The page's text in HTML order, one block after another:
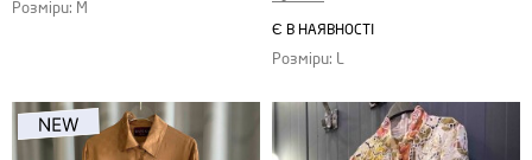
Розміри: M
Є В НАЯВНОСТІ
Розміри: L